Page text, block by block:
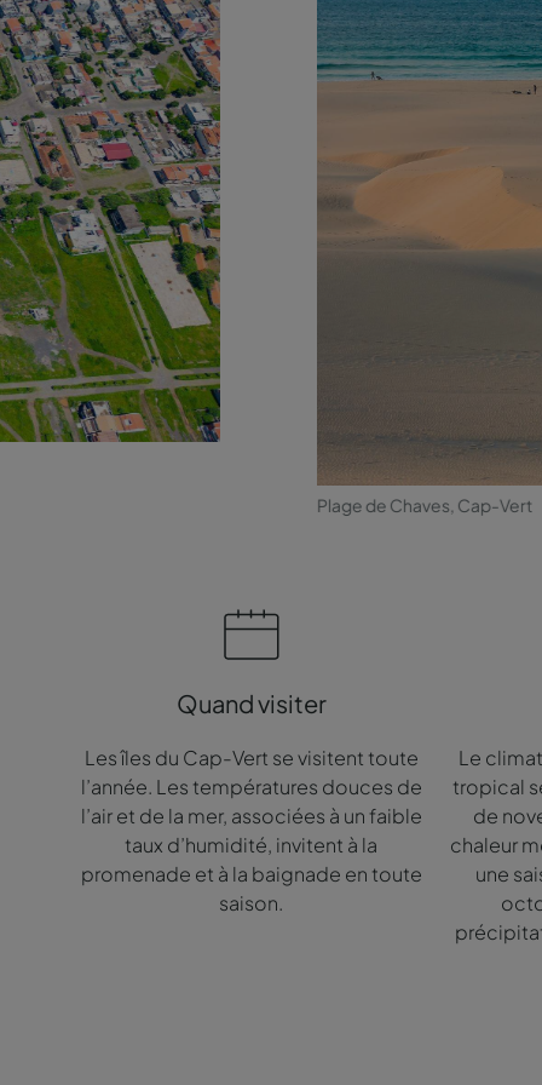
Plage de Chaves, Cap-Vert
Quand visiter
Les îles du Cap-Vert se visitent toute
l’année. Les températures douces de
l’air et de la mer, associées à un faible
taux d’humidité, invitent à la
promenade et à la baignade en toute
saison.
Le
tropical
de
chaleur
une